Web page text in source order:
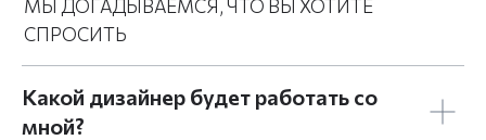
Какой дизайнер будет работать со
мной?